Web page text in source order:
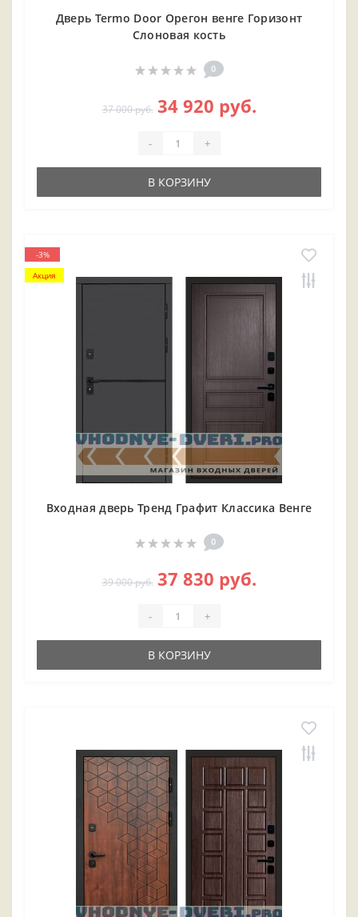
Дверь Termo Door Орегон венге Горизонт
Слоновая кость
0
37 000 руб. 34 920 руб.
- +
В КОРЗИНУ
-3%
Акция
Входная дверь Тренд Графит Классика Венге
0
39 000 руб. 37 830 руб.
- +
В КОРЗИНУ